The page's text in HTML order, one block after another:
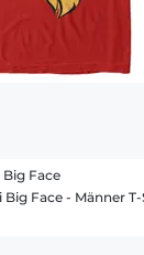
Big Face
Big Face - Männer